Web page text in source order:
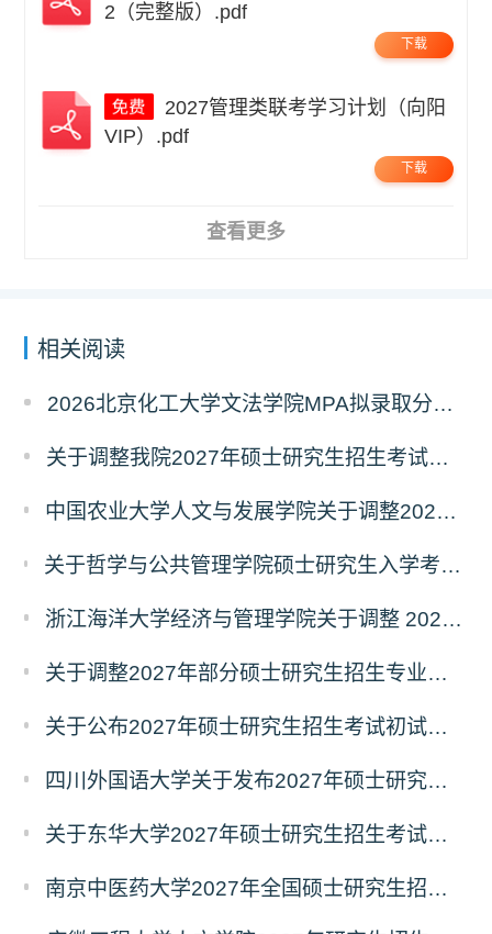
2（完整版）.pdf
下载
VIP）.pdf
下载
查看更多
相关阅读
2026北京化工大学文法学院MPA拟录取分析解读
关于调整我院2027年硕士研究生招生考试科目及参考书的通知
中国农业大学人文与发展学院关于调整2027年硕士研究生招生考试初试科目的通知
关于哲学与公共管理学院硕士研究生入学考试（初试） 考试科目及参考书目变更的通知（二）
浙江海洋大学经济与管理学院关于调整 2027年硕士研究生招生考试初试科目的公告
关于调整2027年部分硕士研究生招生专业初试考试科目的公告（持续更新中）
关于公布2027年硕士研究生招生考试初试自命题科目考试大纲的通知
四川外国语大学关于发布2027年硕士研究生招生考试自命题科目大纲的公告
关于东华大学2027年硕士研究生招生考试（初试）招生目录拟调整公告（一）
南京中医药大学2027年全国硕士研究生招生考试初试自命题科目考试内容及参考书目